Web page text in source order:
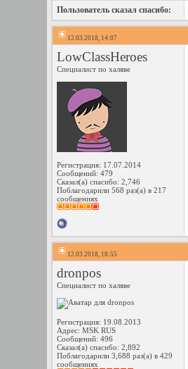
Пользователь сказал cпасибо:
12.03.2018, 14:07
LowClassHeroes
Специалист по халяве
Регистрация: 17.07.2014
Сообщений: 479
Сказал(а) спасибо: 2,746
Поблагодарили 568 раз(а) в 217
сообщениях
12.03.2018, 18:55
dronpos
Специалист по халяве
Регистрация: 19.08.2013
Адрес: MSK RUS
Сообщений: 496
Сказал(а) спасибо: 2,892
Поблагодарили 3,688 раз(а) в 429
сообщениях